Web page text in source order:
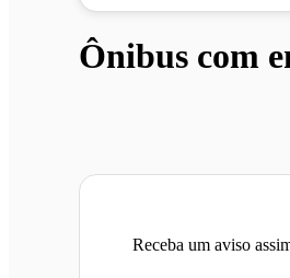
Ônibus com
Receba um aviso